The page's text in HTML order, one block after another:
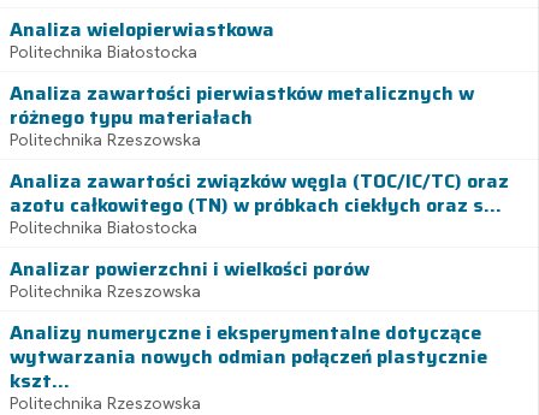
Analiza wielopierwiastkowa
Politechnika Białostocka
Analiza zawartości pierwiastków metalicznych w
różnego typu materiałach
Politechnika Rzeszowska
Analiza zawartości związków węgla (TOC/IC/TC) oraz
azotu całkowitego (TN) w próbkach ciekłych oraz s...
Politechnika Białostocka
Analizar powierzchni i wielkości porów
Politechnika Rzeszowska
Analizy numeryczne i eksperymentalne dotyczące
wytwarzania nowych odmian połączeń plastycznie
kszt...
Politechnika Rzeszowska